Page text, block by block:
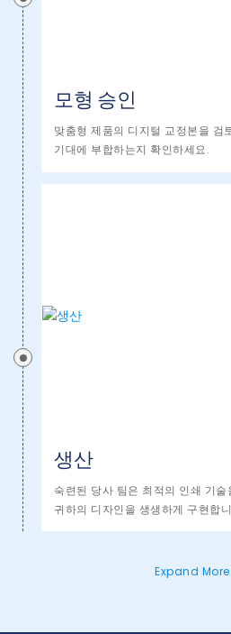
모형 승인
맞춤형 제품의 디지털 교정본을 검
기대에 부합하는지 확인하세요.
생산
숙련된 당사 팀은 최적의 인쇄 기
귀하의 디자인을 생생하게 구현합
Expand More